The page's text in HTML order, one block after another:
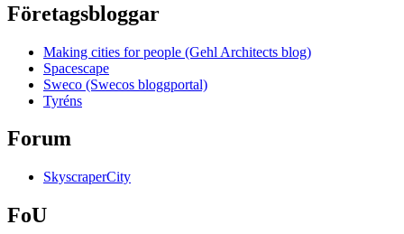
Företagsbloggar
Making cities for people (Gehl Architects blog)
Spacescape
Sweco (Swecos bloggportal)
Tyréns
Forum
SkyscraperCity
FoU